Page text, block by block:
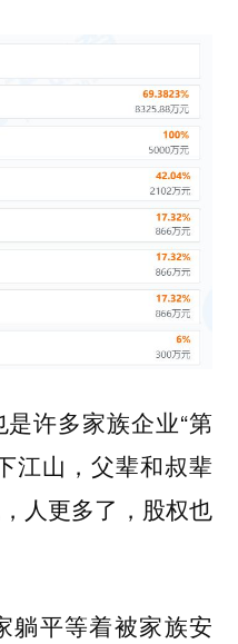
许多家族企业“第
江山，父辈和叔辈
人更多了，股权也
躺平等着被家族安